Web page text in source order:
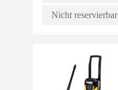
Nicht reservierbar